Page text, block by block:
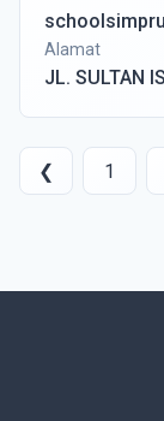
Alamat
JL. SULTAN
❮ 1